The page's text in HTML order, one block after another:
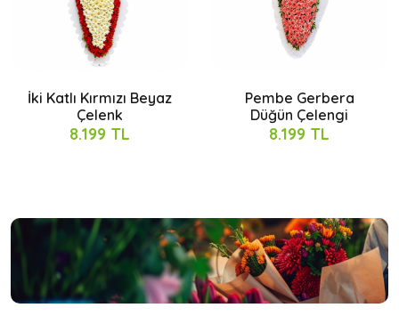
İki Katlı Kırmızı Beyaz
Çelenk
8.199 TL
Pembe Gerbera
Düğün Çelengi
8.199 TL